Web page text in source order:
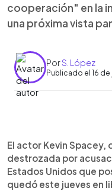
cooperación" en la
una próxima vista
PorS. López
Publicado el 16
► Escuchar
El actor Kevin Spacey,
destrozada por
Estados Unidos que
quedó este jueves en